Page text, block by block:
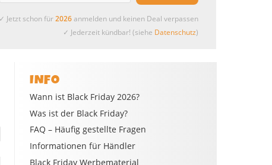
✓ Jetzt schon für2026anmelden und keinen Deal verpassen
✓ Jederzeit kündbar! (siehe Datenschutz)
INFO
Wann ist Black Friday 2026?
Was ist der Black Friday?
FAQ – Häufig gestellte Fragen
Informationen für Händler
Black Friday Werbematerial